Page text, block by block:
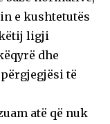
e kushtetutës
ligji
dhe
të
atë që nuk